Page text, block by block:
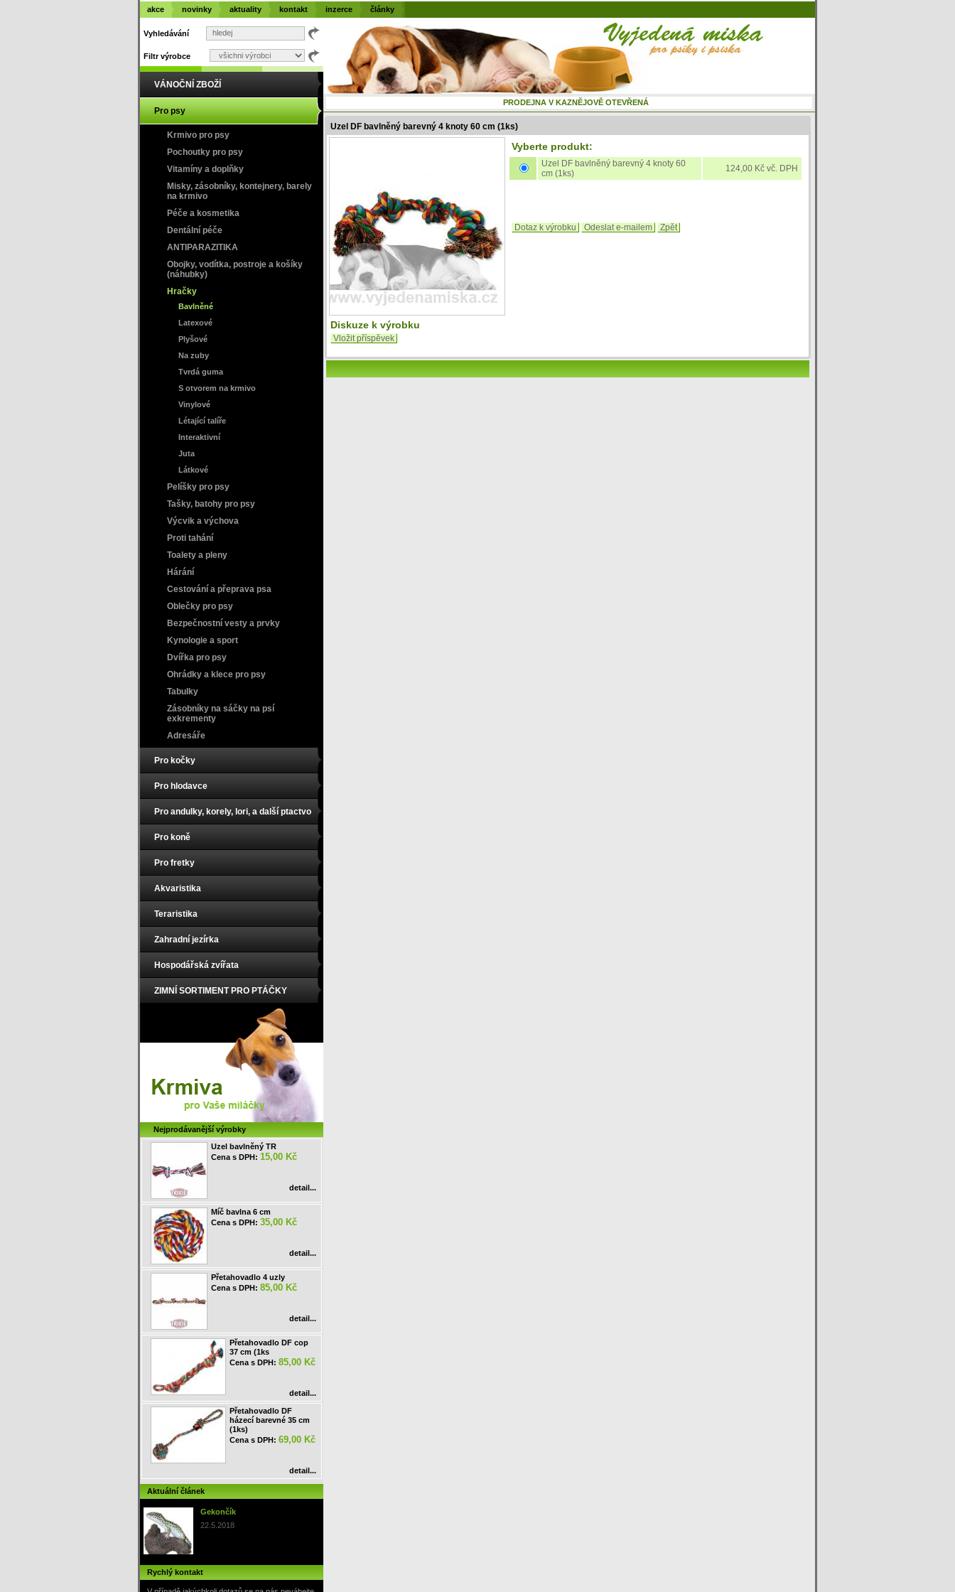
Uzel DF bavlněný barevný 4 knoty 60 cm (1ks)
Vyberte produkt:
Uzel DF bavlněný barevný 4 knoty 60
cm (1ks)
124,00 Kč vč. DPH
Dotaz k výrobku Odeslat e-mailem Zpět
Diskuze k výrobku
Vložit příspěvek
PRODEJNA V KAZNĚJOVĚ OTEVŘENÁ
Vyhledávání
Filtr výrobce
VÁNOČNÍ ZBOŽÍ
Pro psy
Krmivo pro psy
Pochoutky pro psy
Vitamíny a doplňky
Misky, zásobníky, kontejnery, barely
na krmivo
Péče a kosmetika
Dentální péče
ANTIPARAZITIKA
Obojky, vodítka, postroje a košíky
(náhubky)
Hračky
Bavlněné
Latexové
Plyšové
Na zuby
Tvrdá guma
S otvorem na krmivo
Vinylové
Létající talíře
Interaktivní
Juta
Látkové
Pelíšky pro psy
Tašky, batohy pro psy
Výcvik a výchova
Proti tahání
Toalety a pleny
Hárání
Cestování a přeprava psa
Oblečky pro psy
Bezpečnostní vesty a prvky
Kynologie a sport
Dvířka pro psy
Ohrádky a klece pro psy
Tabulky
Zásobníky na sáčky na psí
exkrementy
Adresáře
Pro kočky
Pro hlodavce
Pro andulky, korely, lori, a další ptactvo
Pro koně
Pro fretky
Akvaristika
Teraristika
Zahradní jezírka
Hospodářská zvířata
ZIMNÍ SORTIMENT PRO PTÁČKY
Nejprodávanější výrobky
Uzel bavlněný TR
Cena s DPH: 15,00 Kč
detail...
Míč bavlna 6 cm
Cena s DPH: 35,00 Kč
detail...
Přetahovadlo 4 uzly
Cena s DPH: 85,00 Kč
detail...
Přetahovadlo DF cop
37 cm (1ks
Cena s DPH: 85,00 Kč
detail...
Přetahovadlo DF
házecí barevné 35 cm
(1ks)
Cena s DPH: 69,00 Kč
detail...
Aktuální článek
Gekončík
22.5.2018
Rychlý kontakt
akce novinky aktuality kontakt inzerce články